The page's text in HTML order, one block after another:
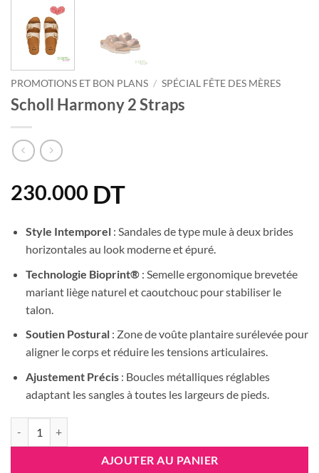
PROMOTIONS ET BON PLANS / SPÉCIAL FÊTE DES MÈRES
Scholl Harmony 2 Straps
230.000 DT
Style Intemporel: Sandales de type mule à deux brides
horizontales au look moderne et épuré.
Technologie Bioprint®: Semelle ergonomique brevetée
mariant liège naturel et caoutchouc pour stabiliser le
talon.
Soutien Postural: Zone de voûte plantaire surélevée pour
aligner le corps et réduire les tensions articulaires.
Ajustement Précis: Boucles métalliques réglables
adaptant les sangles à toutes les largeurs de pieds.
AJOUTER AU PANIER